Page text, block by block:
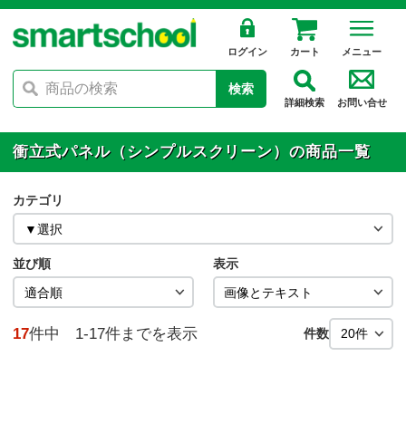
ログイン カート メニュー
検索
詳細検索 お問い合せ
衝立式パネル（シンプルスクリーン）の商品一覧
カテゴリ
並び順 表示
17件中 1-17件までを表示 件数